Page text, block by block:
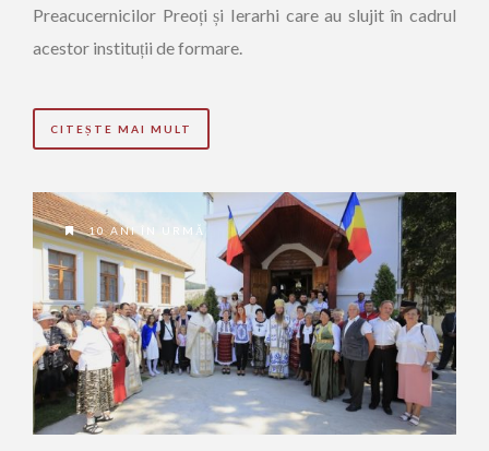
Preacucernicilor Preoți și Ierarhi care au slujit în cadrul
acestor instituții de formare.
CITEȘTE MAI MULT
10 ANI ÎN URMĂ